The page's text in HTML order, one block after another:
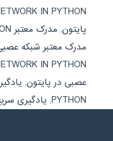
IN PYTHON
پایتون, مدرک معتبر NEURAL NETWORK IN PYTHON
مدرک معتبر شبکه
IN PYTHON
عصبی در پایتون,
PYTHON
, یادگیری